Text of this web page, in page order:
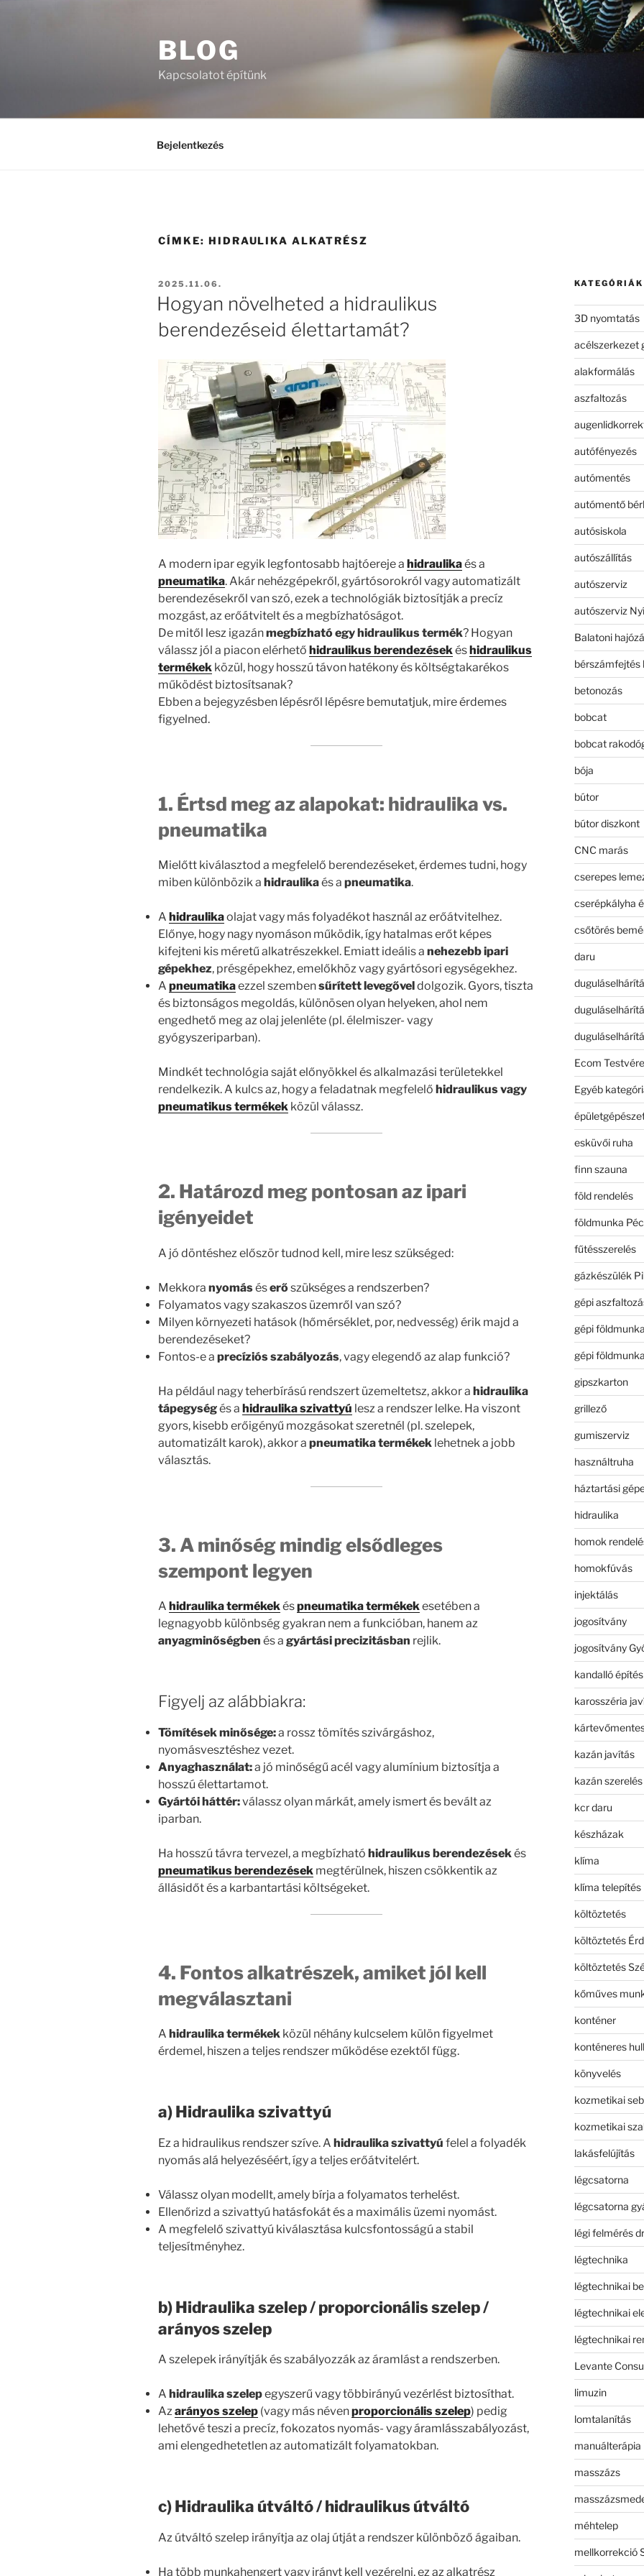
BLOG
Kapcsolatot építünk
Bejelentkezés
CÍMKE: HIDRAULIKA ALKATRÉSZ
BEKÜLDVE:
2025.11.06.
Hogyan növelheted a hidraulikus
berendezéseid élettartamát?
A modern ipar egyik legfontosabb hajtóereje a hidraulikaés a
pneumatika. Akár nehézgépekről, gyártósorokról vagy automatizált
berendezésekről van szó, ezek a technológiák biztosítják a precíz
mozgást, az erőátvitelt és a megbízhatóságot.
De mitől lesz igazánmegbízható egy hidraulikus termék? Hogyan
válassz jól a piacon elérhető hidraulikus berendezések éshidraulikus
termékek közül, hogy hosszú távon hatékony és költségtakarékos
működést biztosítsanak?
Ebben a bejegyzésben lépésről lépésre bemutatjuk, mire érdemes
figyelned.
1. Értsd meg az alapokat: hidraulika vs.
pneumatika
Mielőtt kiválasztod a megfelelő berendezéseket, érdemes tudni, hogy
miben különbözik a hidraulikaés a pneumatika.
A hidraulikaolajat vagy más folyadékot használ az erőátvitelhez.
Előnye, hogy nagy nyomáson működik, így hatalmas erőt képes
kifejteni kis méretű alkatrészekkel. Emiatt ideális a nehezebb ipari
gépekhez, présgépekhez, emelőkhöz vagy gyártósori egységekhez.
A pneumatikaezzel szembensűrített levegővel dolgozik. Gyors, tiszta
és biztonságos megoldás, különösen olyan helyeken, ahol nem
engedhető meg az olaj jelenléte (pl. élelmiszer- vagy
gyógyszeriparban).
Mindkét technológia saját előnyökkel és alkalmazási területekkel
rendelkezik. A kulcs az, hogy a feladatnak megfelelő hidraulikus vagy
pneumatikus termékek közül válassz.
2. Határozd meg pontosan az ipari
igényeidet
A jó döntéshez először tudnod kell, mire lesz szükséged:
Mekkora nyomáséserőszükséges a rendszerben?
Folyamatos vagy szakaszos üzemről van szó?
Milyen környezeti hatások (hőmérséklet, por, nedvesség) érik majd a
berendezéseket?
Fontos-e a precíziós szabályozás, vagy elegendő az alap funkció?
Ha például nagy teherbírású rendszert üzemeltetsz, akkor a hidraulika
tápegységés a hidraulika szivattyú lesz a rendszer lelke. Ha viszont
gyors, kisebb erőigényű mozgásokat szeretnél (pl. szelepek,
automatizált karok), akkor a pneumatika termékek lehetnek a jobb
választás.
3. A minőség mindig elsődleges
szempont legyen
A hidraulika termékekéspneumatika termékekesetében a
legnagyobb különbség gyakran nem a funkcióban, hanem az
anyagminőségben és a gyártási precizitásban rejlik.
Figyelj az alábbiakra:
Tömítések minősége:a rossz tömítés szivárgáshoz,
nyomásvesztéshez vezet.
Anyaghasználat:a jó minőségű acél vagy alumínium biztosítja a
hosszú élettartamot.
Gyártói háttér:válassz olyan márkát, amely ismert és bevált az
iparban.
Ha hosszú távra tervezel, a megbízható hidraulikus berendezések és
pneumatikus berendezések megtérülnek, hiszen csökkentik az
állásidőt és a karbantartási költségeket.
4. Fontos alkatrészek, amiket jól kell
megválasztani
A hidraulika termékek közül néhány kulcselem külön figyelmet
érdemel, hiszen a teljes rendszer működése ezektől függ.
a) Hidraulika szivattyú
Ez a hidraulikus rendszer szíve. A hidraulika szivattyú felel a folyadék
nyomás alá helyezéséért, így a teljes erőátvitelért.
Válassz olyan modellt, amely bírja a folyamatos terhelést.
Ellenőrizd a szivattyú hatásfokát és a maximális üzemi nyomást.
A megfelelő szivattyú kiválasztása kulcsfontosságú a stabil
teljesítményhez.
b) Hidraulika szelep / proporcionális szelep /
arányos szelep
A szelepek irányítják és szabályozzák az áramlást a rendszerben.
A hidraulika szelepegyszerű vagy többirányú vezérlést biztosíthat.
Azarányos szelep (vagy más névenproporcionális szelep) pedig
lehetővé teszi a precíz, fokozatos nyomás- vagy áramlásszabályozást,
ami elengedhetetlen az automatizált folyamatokban.
c) Hidraulika útváltó / hidraulikus útváltó
Az útváltó szelep irányítja az olaj útját a rendszer különböző ágaiban.
Ha több munkahengert vagy irányt kell vezérelni, ez az alkatrész
KATEGÓRIÁK
3D nyomtatás
acélszerkezet
alakformálás
aszfaltozás
autófényezés
autómentés
autómentő
autósiskola
autószállítás
autószerviz
autószerviz
Balatoni
bérszámfejtés
betonozás
bobcat
bobcat
bója
bútor
bútor diszkont
CNC marás
cserepes
cserépkályha
csőtörés
daru
Ecom
Egyéb
esküvői ruha
finn szauna
föld rendelés
földmunka
fűtésszerelés
gázkészülék
gépi
gépi földmunka
gépi
gipszkarton
grillező
gumiszerviz
használtruha
háztartási
hidraulika
homok
homokfúvás
injektálás
jogosítvány
jogosítvány
kandalló építés
karosszéria
kazán javítás
kazán szerelés
kcr daru
készházak
klíma
klíma telepítés
költöztetés
költöztetés Érd
költöztetés
kőműves
konténer
konténeres
könyvelés
kozmetikai
kozmetikai
lakásfelújítás
légcsatorna
légcsatorna
légi felmérés
légtechnika
légtechnikai
légtechnikai
légtechnikai
Levante
limuzin
lomtalanítás
manuálterápia
masszázs
méhtelep
mellkorrekció